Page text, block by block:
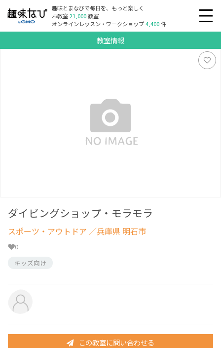
趣味とまなびで毎日を、もっと楽しく
お教室21,000教室
オンラインレッスン・ワークショップ4,400件
教室情報
ダイビングショップ・モラモラ
スポーツ・アウトドア ／兵庫県 明石市
0
キッズ向け
この教室に問い合わせる